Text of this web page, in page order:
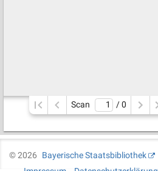
Scan / 0
©2026
Bayerische Staatsbibliothek